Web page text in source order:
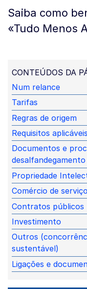
Saiba como
«Tudo Menos
CONTEÚDOS DA
Num relance
Tarifas
Regras de origem
Requisitos
Documentos e
desalfandegamento
Propriedade
Comércio de
Contratos públicos
Investimento
Outros
sustentável)
Ligações e